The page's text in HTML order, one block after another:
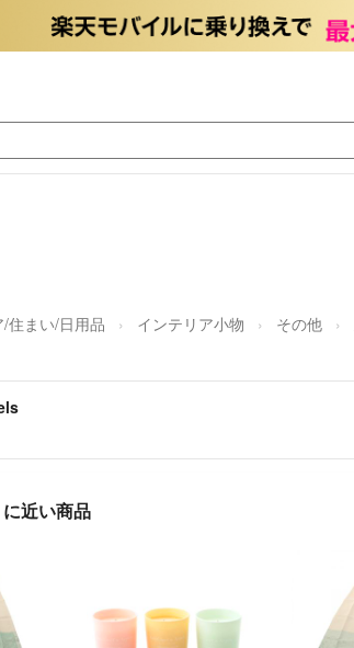
住まい/日用品 インテリア小物 その他
近い商品